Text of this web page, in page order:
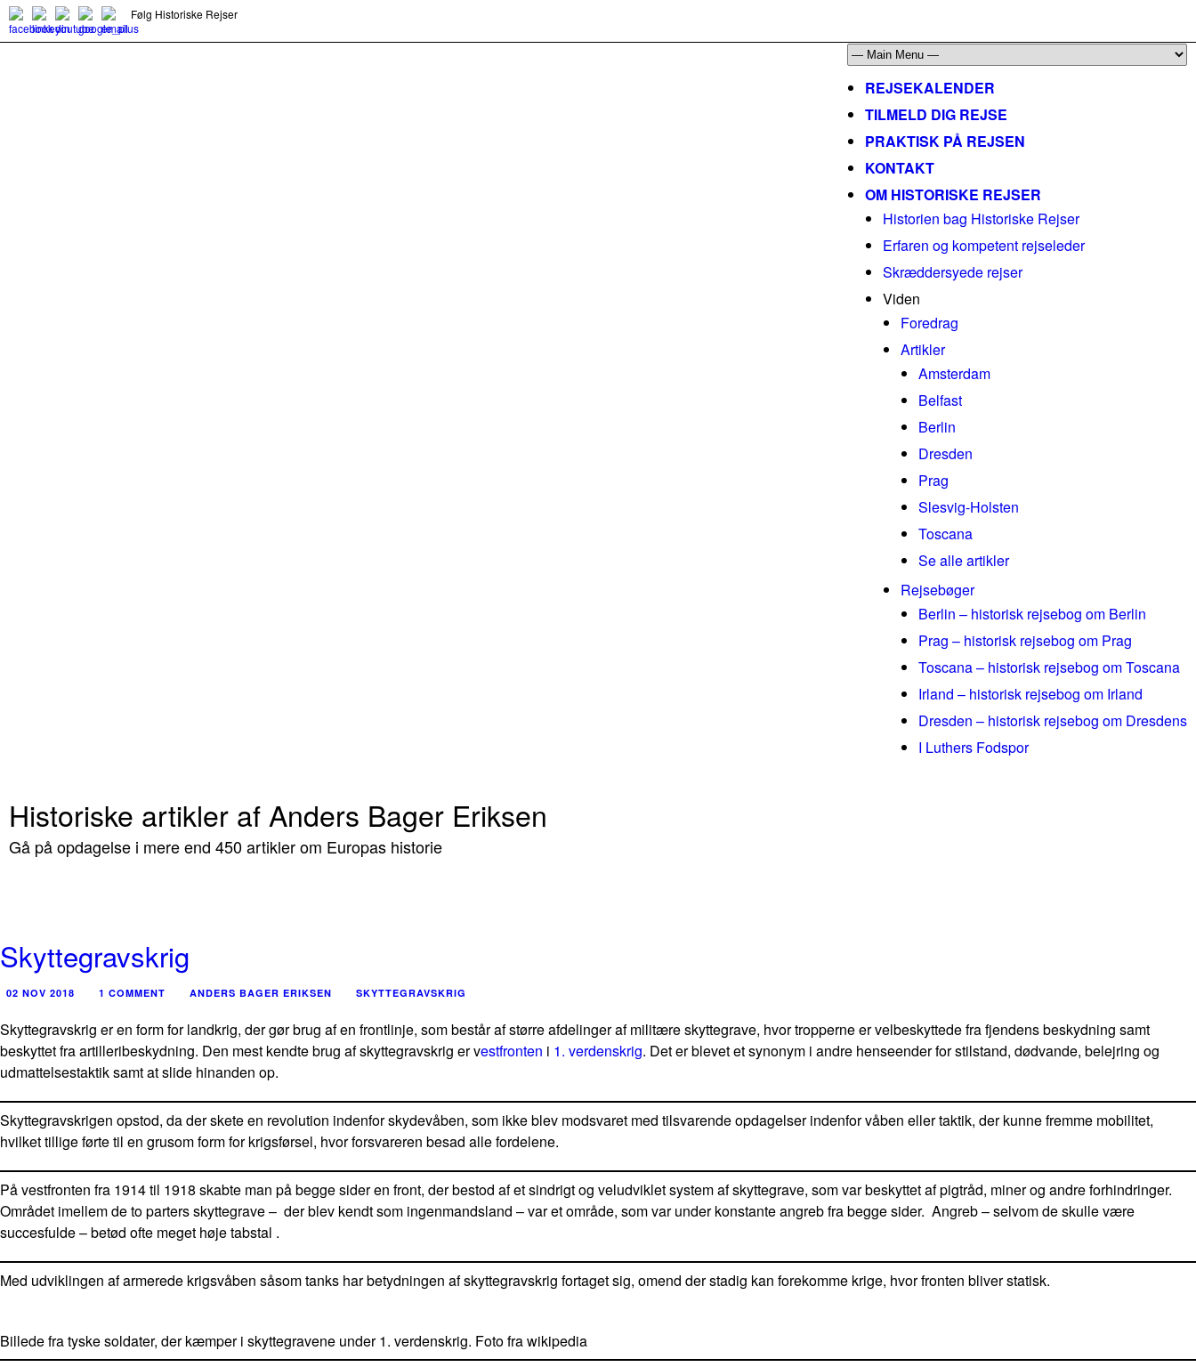
Følg Historiske Rejser
REJSEKALENDER
TILMELD DIG REJSE
PRAKTISK PÅ REJSEN
KONTAKT
OM HISTORISKE REJSER
Historien bag Historiske Rejser
Erfaren og kompetent rejseleder
Skræddersyede rejser
Viden
Foredrag
Artikler
Amsterdam
Belfast
Berlin
Dresden
Prag
Slesvig-Holsten
Toscana
Se alle artikler
Rejsebøger
Berlin – historisk rejsebog om Berlin
Prag – historisk rejsebog om Prag
Toscana – historisk rejsebog om Toscana
Irland – historisk rejsebog om Irland
Dresden – historisk rejsebog om Dresdens
I Luthers Fodspor
Historiske artikler af Anders Bager Eriksen
Gå på opdagelse i mere end 450 artikler om Europas historie
Skyttegravskrig
02 NOV 2018 1 COMMENT ANDERS BAGER ERIKSEN SKYTTEGRAVSKRIG
Skyttegravskrig er en form for landkrig, der gør brug af en frontlinje, som består af større afdelinger af militære skyttegrave, hvor tropperne er velbeskyttede fra fjendens beskydning samt
beskyttet fra artilleribeskydning. Den mest kendte brug af skyttegravskrig er vestfronten i 1. verdenskrig. Det er blevet et synonym i andre henseender for stilstand, dødvande, belejring og
udmattelsestaktik samt at slide hinanden op.
Skyttegravskrigen opstod, da der skete en revolution indenfor skydevåben, som ikke blev modsvaret med tilsvarende opdagelser indenfor våben eller taktik, der kunne fremme mobilitet,
hvilket tillige førte til en grusom form for krigsførsel, hvor forsvareren besad alle fordelene.
På vestfronten fra 1914 til 1918 skabte man på begge sider en front, der bestod af et sindrigt og veludviklet system af skyttegrave, som var beskyttet af pigtråd, miner og andre forhindringer.
Området imellem de to parters skyttegrave – der blev kendt som ingenmandsland – var et område, som var under konstante angreb fra begge sider. Angreb – selvom de skulle være
succesfulde – betød ofte meget høje tabstal .
Med udviklingen af armerede krigsvåben såsom tanks har betydningen af skyttegravskrig fortaget sig, omend der stadig kan forekomme krige, hvor fronten bliver statisk.
Billede fra tyske soldater, der kæmper i skyttegravene under 1. verdenskrig. Foto fra wikipedia